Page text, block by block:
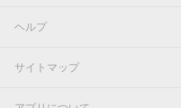
ヘルプ
サイトマップ